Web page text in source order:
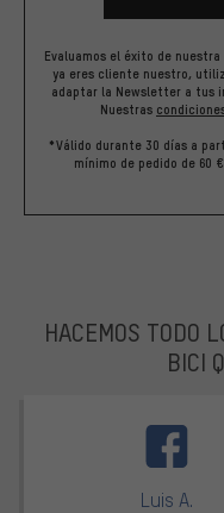
Evaluamos el éxito de
ya eres cliente nuestro,
adaptar la Newsletter a tus
Nuestras
*Válido durante 30 días a
mínimo de pedido de 60
HACEMOS TODO
BICI
Luis A.